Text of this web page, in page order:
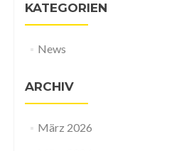
KATEGORIEN
News
ARCHIV
März 2026